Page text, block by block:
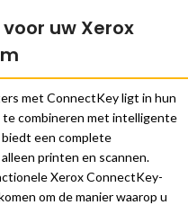
uw Xerox
met ConnectKey ligt in hun
te combineren met intelligente
een complete
printen en scannen.
Xerox ConnectKey-
om de manier waarop u